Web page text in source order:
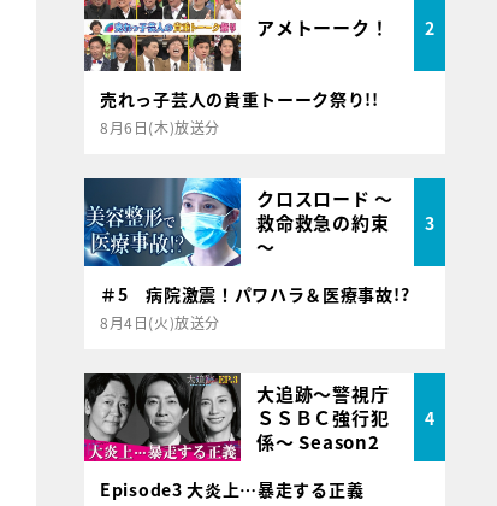
アメトーーク！ 2
売れっ子芸人の貴重トーーク祭り!!
8月6日(木)放送分
クロスロード ～
救命救急の約束
～
3
＃5 病院激震！パワハラ＆医療事故!?
8月4日(火)放送分
大追跡～警視庁
ＳＳＢＣ強行犯
係～ Season2
4
Episode3 大炎上…暴走する正義